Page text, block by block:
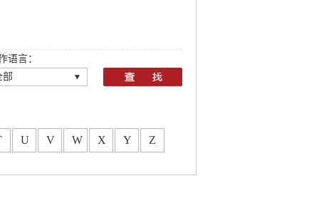
语言：
部
U V W X Y Z